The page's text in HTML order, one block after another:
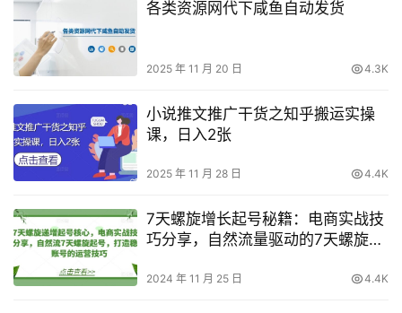
各类资源网代下咸鱼自动发货
2025 年 11 月 20 日 4.3K
小说推文推广干货之知乎搬运实操
课，日入2张
2025 年 11 月 28 日 4.4K
7天螺旋增长起号秘籍：电商实战技
巧分享，自然流量驱动的7天螺旋起
2024 年 11 月 25 日 4.4K